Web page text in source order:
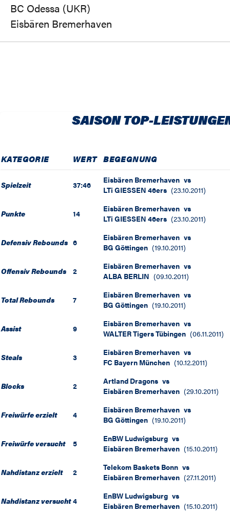
BC Odessa (UKR)
Eisbären Bremerhaven
SAISON TOP-
KATEGORIE WERT BEGEGNUNG
Spielzeit 37:46 Eisbären Bremerhaven vs
LTi GIESSEN 46ers (23.10.2011)
Punkte 14 Eisbären Bremerhaven vs
LTi GIESSEN 46ers (23.10.2011)
Defensiv Rebounds 6 Eisbären Bremerhaven vs
BG Göttingen (19.10.2011)
Offensiv Rebounds 2 Eisbären Bremerhaven vs
ALBA BERLIN (09.10.2011)
Total Rebounds 7 Eisbären Bremerhaven vs
BG Göttingen (19.10.2011)
Assist 9 Eisbären Bremerhaven vs
WALTER Tigers Tübingen (06.11.2011)
Steals 3 Eisbären Bremerhaven vs
FC Bayern München (10.12.2011)
Blocks 2 Artland Dragons vs
Eisbären Bremerhaven (29.10.2011)
Freiwürfe erzielt 4 Eisbären Bremerhaven vs
BG Göttingen (19.10.2011)
Freiwürfe versucht 5 EnBW Ludwigsburg vs
Eisbären Bremerhaven (15.10.2011)
Nahdistanz erzielt 2 Telekom Baskets Bonn vs
Eisbären Bremerhaven (27.11.2011)
Nahdistanz versucht 4 EnBW Ludwigsburg vs
Eisbären Bremerhaven (15.10.2011)